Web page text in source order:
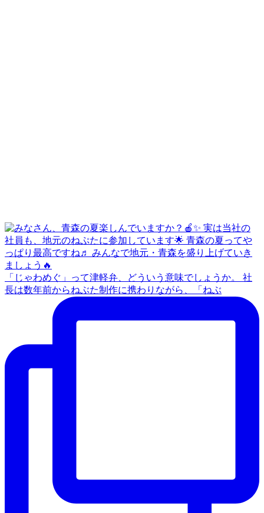
「じゃわめぐ」って津軽弁、どういう意味でしょうか。 社
長は数年前からねぶた制作に携わりながら、「ねぶ